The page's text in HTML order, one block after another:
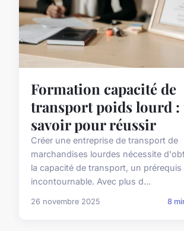
Formation capacité de
transport poids lourd
savoir pour réussir
Créer une entreprise de transport de
marchandises lourdes nécessite
la capacité de transport, un prérequis
incontournable. Avec plus d...
26 novembre 2025 8